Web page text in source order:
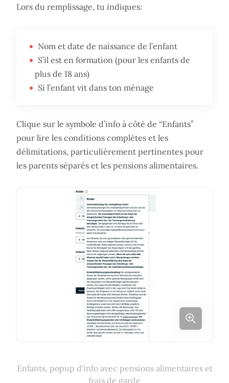
Lors du remplissage, tu indiques:
Nom et date de naissance de l’enfant
S’il est en formation (pour les enfants de
plus de 18 ans)
Si l’enfant vit dans ton ménage
Clique sur le symbole d’info à côté de “Enfants”
pour lire les conditions complètes et les
délimitations, particulièrement pertinentes pour
les parents séparés et les pensions alimentaires.
Enfants, popup d'info avec pensions alimentaires et
frais de garde